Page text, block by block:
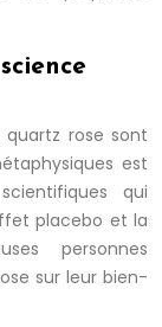
rose sont
est
qui
placebo et la
personnes
sur leur bien-